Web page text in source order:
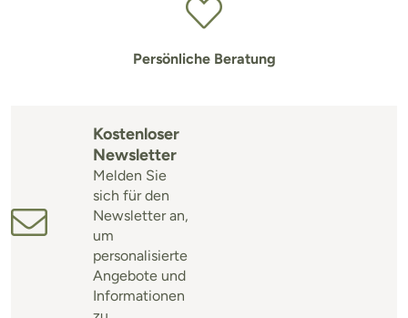
Persönliche Beratung
Kostenloser
Newsletter
Melden Sie
sich für den
Newsletter an,
um
personalisierte
Angebote und
Informationen